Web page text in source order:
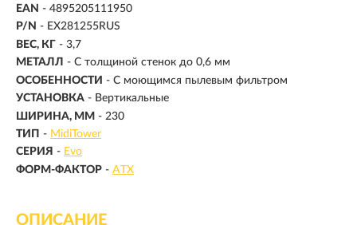
EAN - 4895205111950
P/N - EX281255RUS
ВЕС, КГ - 3,7
МЕТАЛЛ - С толщиной стенок до 0,6 мм
ОСОБЕННОСТИ - С моющимся пылевым фильтром
УСТАНОВКА - Вертикальные
ШИРИНА, ММ - 230
ТИП - MidiTower
СЕРИЯ - Evo
ФОРМ-ФАКТОР - ATX
ОПИСАНИЕ